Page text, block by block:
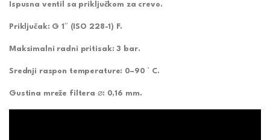
Ispusna ventil sa priključkom za crevo.
Priključak: G 1″ (ISO 228-1) F.
Maksimalni radni pritisak: 3 bar.
Srednji raspon temperature: 0–90 ° C.
Gustina mreže filtera ⌀: 0,16 mm.